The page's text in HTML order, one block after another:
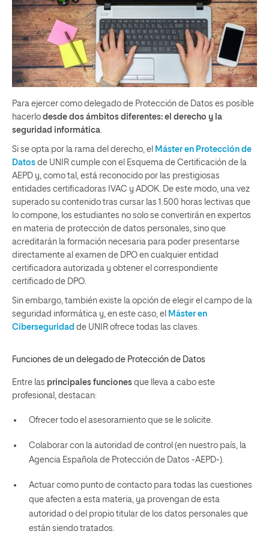
Para ejercer como delegado de Protección de Datos es posible
hacerlo desde dos ámbitos diferentes: el derecho y la
seguridad informática.
Si se opta por la rama del derecho, el Máster en Protección de
Datos de UNIR cumple con el Esquema de Certificación de la
AEPD y, como tal, está reconocido por las prestigiosas
entidades certificadoras IVAC y ADOK. De este modo, una vez
superado su contenido tras cursar las 1.500 horas lectivas que
lo compone, los estudiantes no solo se convertirán en expertos
en materia de protección de datos personales, sino que
acreditarán la formación necesaria para poder presentarse
directamente al examen de DPO en cualquier entidad
certificadora autorizada y obtener el correspondiente
certificado de DPO.
Sin embargo, también existe la opción de elegir el campo de la
seguridad informática y, en este caso, el Máster en
Ciberseguridad de UNIR ofrece todas las claves.
Funciones de un delegado de Protección de Datos
Entre las principales funciones que lleva a cabo este
profesional, destacan:
Ofrecertodo el asesoramiento que se le solicite.
Colaborarcon la autoridad de control (en nuestro país, la
Agencia Española de Protección de Datos -AEPD-).
Actuarcomo punto de contacto para todas las cuestiones
que afecten a esta materia, ya provengan de esta
autoridad o del propio titular de los datos personales que
están siendo tratados.